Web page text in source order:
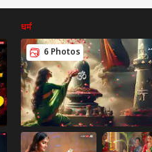
धर्म
6 Photos